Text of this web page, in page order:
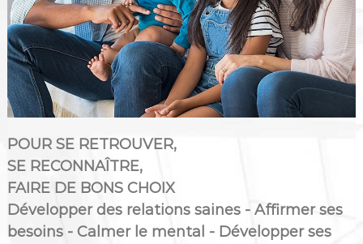
POUR SE RETROUVER,
SE RECONNAÎTRE,
FAIRE DE BONS CHOIX
Développer des relations saines - Affirmer ses
besoins - Calmer le mental - Développer ses